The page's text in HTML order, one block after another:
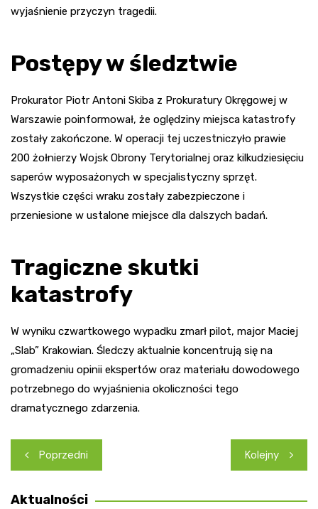
wyjaśnienie przyczyn tragedii.
Postępy w śledztwie
Prokurator Piotr Antoni Skiba z Prokuratury Okręgowej w
Warszawie poinformował, że oględziny miejsca katastrofy
zostały zakończone. W operacji tej uczestniczyło prawie
200 żołnierzy Wojsk Obrony Terytorialnej oraz kilkudziesięciu
saperów wyposażonych w specjalistyczny sprzęt.
Wszystkie części wraku zostały zabezpieczone i
przeniesione w ustalone miejsce dla dalszych badań.
Tragiczne skutki
katastrofy
W wyniku czwartkowego wypadku zmarł pilot, major Maciej
„Slab” Krakowian. Śledczy aktualnie koncentrują się na
gromadzeniu opinii ekspertów oraz materiału dowodowego
potrzebnego do wyjaśnienia okoliczności tego
dramatycznego zdarzenia.
Nawigacja
wpisu
Poprzedni Kolejny
Aktualności